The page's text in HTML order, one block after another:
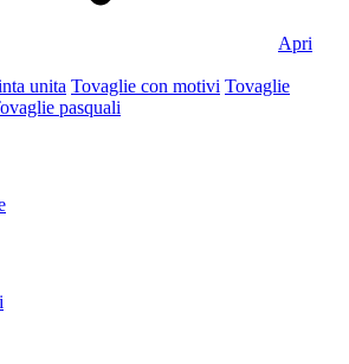
Apri
unita Tovaglie con motivi Tovaglie
pasquali